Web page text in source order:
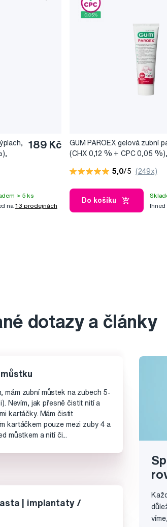
189 Kč
> 5 ks
na 13 prodejnách
GUM PAROEX gelová zubní
(CHX 0,12 % + CPC 0,05 %),
5,0/5 (249x)
Do košíku
Ihned
dotazy a články
mám zubní můstek na zubech 5-
Nevím, jak přesně čistit nití a
kartáčky. Mám čistit
kartáčkem pouze mezi zuby 4 a
můstkem a nití či...
| implantaty /